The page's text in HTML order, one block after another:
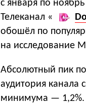
с января по
Телеканал «
обошёл по
на исследование
Абсолютный пик по
аудитория канала
минимума — 1,2%.